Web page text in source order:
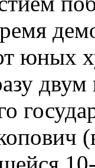
юных
двум